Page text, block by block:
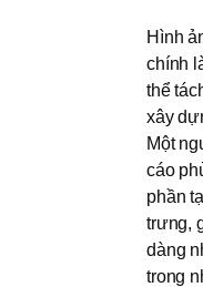
Hình
chính
thể
xây
Một
cáo
phần
trưng,
dàng
trong